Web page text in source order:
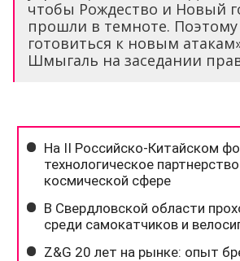
чтобы Рождество и Новый
прошли в темноте.
готовиться к новым
Шмыгаль на заседании